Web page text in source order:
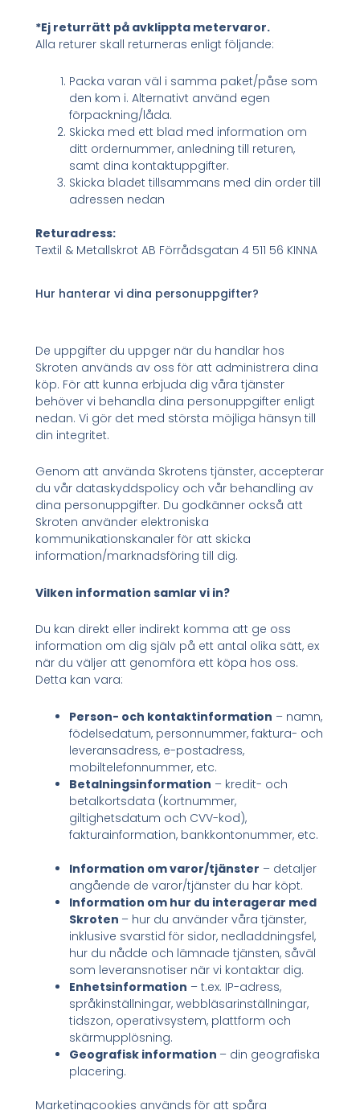
*Ej returrätt på avklippta metervaror.
Alla returer skall returneras enligt följande:
Packa varan väl i samma paket/påse som
den kom i. Alternativt använd egen
förpackning/låda.
Skicka med ett blad med information om
ditt ordernummer, anledning till returen,
samt dina kontaktuppgifter.
Skicka bladet tillsammans med din order till
adressen nedan
Returadress:
Textil & Metallskrot AB Förrådsgatan 4 511 56 KINNA
Hur hanterar vi dina personuppgifter?
De uppgifter du uppger när du handlar hos
Skroten används av oss för att administrera dina
köp. För att kunna erbjuda dig våra tjänster
behöver vi behandla dina personuppgifter enligt
nedan. Vi gör det med största möjliga hänsyn till
din integritet.
Genom att använda Skrotens tjänster, accepterar
du vår dataskyddspolicy och vår behandling av
dina personuppgifter. Du godkänner också att
Skroten använder elektroniska
kommunikationskanaler för att skicka
information/marknadsföring till dig.
Vilken information samlar vi in?
Du kan direkt eller indirekt komma att ge oss
information om dig själv på ett antal olika sätt, ex
när du väljer att genomföra ett köpa hos oss.
Detta kan vara:
Person- och kontaktinformation – namn,
födelsedatum, personnummer, faktura- och
leveransadress, e-postadress,
mobiltelefonnummer, etc.
Betalningsinformation – kredit- och
betalkortsdata (kortnummer,
giltighetsdatum och CVV-kod),
fakturainformation, bankkontonummer, etc.
Information om varor/tjänster – detaljer
angående de varor/tjänster du har köpt.
Information om hur du interagerar med
Skroten – hur du använder våra tjänster,
inklusive svarstid för sidor, nedladdningsfel,
hur du nådde och lämnade tjänsten, såväl
som leveransnotiser när vi kontaktar dig.
Enhetsinformation – t.ex. IP-adress,
språkinställningar, webbläsarinställningar,
tidszon, operativsystem, plattform och
skärmupplösning.
Geografisk information – din geografiska
placering.
Marketingcookies används för att spåra